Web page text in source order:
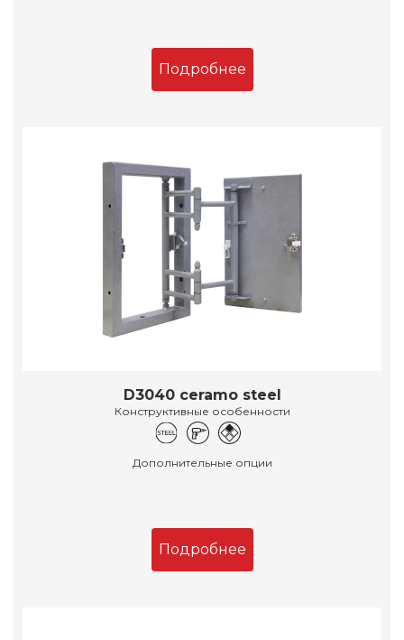
Подробнее
D3040 ceramo steel
Конструктивные особенности
Дополнительные опции
Подробнее